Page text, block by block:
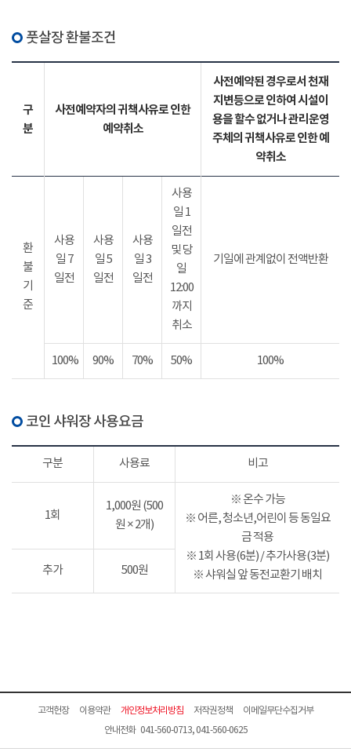
풋살장 환불조건
구
분
사전예약자의 귀책사유로 인한
예약취소
사전예약된 경우로서 천재
지변등으로 인하여 시설이
용을 할수 없거나 관리운영
주체의 귀책사유로 인한 예
약취소
환
불
기
준
사용
일 7
일전
사용
일 5
일전
사용
일 3
일전
사용
일 1
일전
및 당
일
12:00
까지
취소
기일에 관계없이 전액반환
100% 90% 70% 50% 100%
코인 샤워장 사용요금
구분 사용료 비고
1회
1,000원 (500
원 × 2개)
※ 온수 가능
※ 어른, 청소년,어린이 등 동일요
금 적용
※ 1회 사용(6분) / 추가사용(3분)
※ 샤워실 앞 동전교환기 배치
추가 500원
고객헌장 이용약관 개인정보처리방침 저작권정책
이메일무단수집거부
안내전화 041-560-0713, 041-560-0625